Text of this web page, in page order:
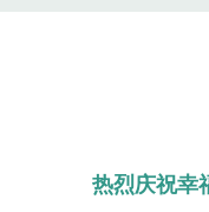
热烈庆祝幸